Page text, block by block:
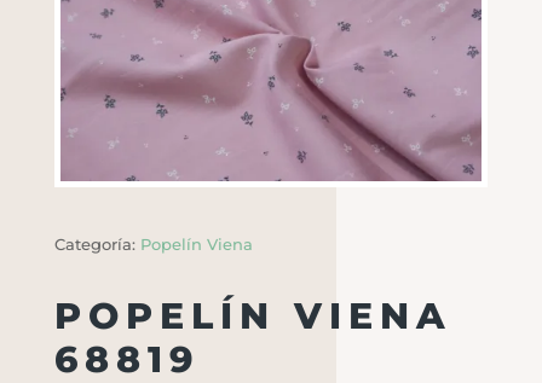
Categoría: Popelín Viena
POPELÍN VIENA
68819